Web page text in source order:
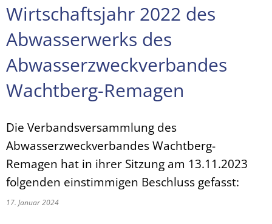
Wirtschaftsjahr 2022 des
Abwasserwerks des
Abwasserzweckverbandes
Wachtberg-Remagen
Die Verbandsversammlung des
Abwasserzweckverbandes Wachtberg-
Remagen hat in ihrer Sitzung am 13.11.2023
folgenden einstimmigen Beschluss gefasst:
17. Januar 2024